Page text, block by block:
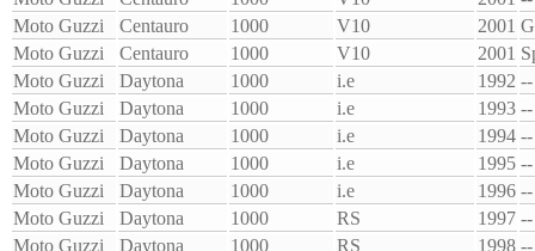
Moto Guzzi
Centauro 1000 V10 2001
Moto Guzzi
Centauro 1000 V10 2001
Moto Guzzi
Daytona 1000 i.e 1992 --
Moto Guzzi
Daytona 1000 i.e 1993 --
Moto Guzzi
Daytona 1000 i.e 1994 --
Moto Guzzi
Daytona 1000 i.e 1995 --
Moto Guzzi
Daytona 1000 i.e 1996 --
Moto Guzzi
Daytona 1000 RS 1997 --
Moto Guzzi
Daytona 1000 RS 1998 --